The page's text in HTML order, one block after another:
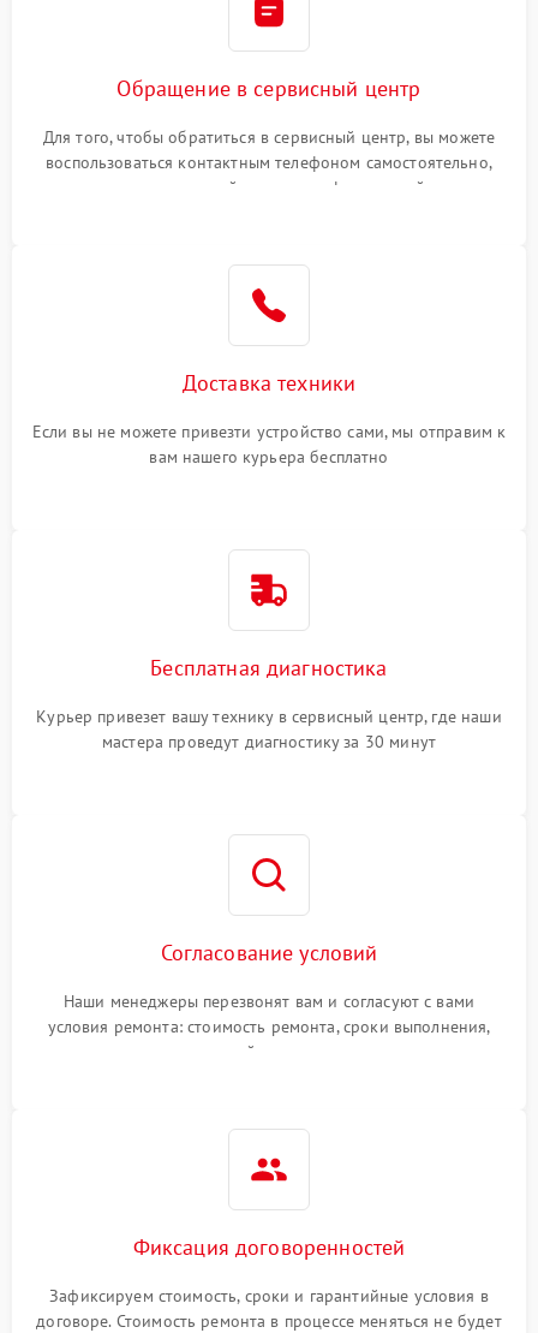
Обращение в сервисный центр
Для того, чтобы обратиться в сервисный центр, вы можете
воспользоваться контактным телефоном самостоятельно,
или оставить свой номер телефона на сайте
Доставка техники
Если вы не можете привезти устройство сами, мы отправим к
вам нашего курьера бесплатно
Бесплатная диагностика
Курьер привезет вашу технику в сервисный центр, где наши
мастера проведут диагностику за 30 минут
Согласование условий
Наши менеджеры перезвонят вам и согласуют с вами
условия ремонта: стоимость ремонта, сроки выполнения,
гарантийные условия
Фиксация договоренностей
Зафиксируем стоимость, сроки и гарантийные условия в
договоре. Стоимость ремонта в процессе меняться не будет